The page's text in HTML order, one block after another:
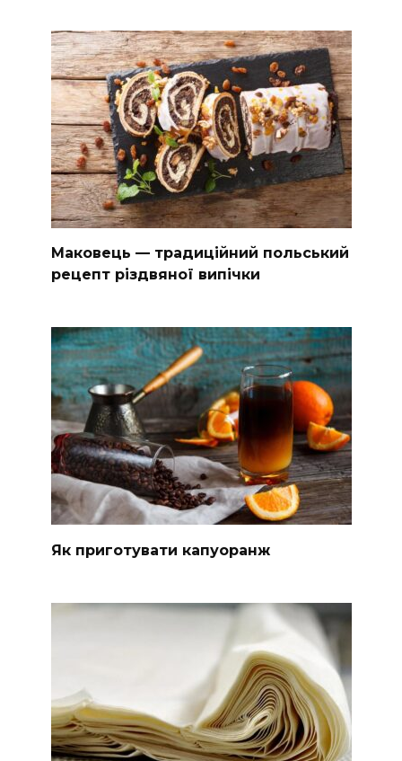
Маковець — традиційний польський
рецепт різдвяної випічки
Як приготувати капуоранж